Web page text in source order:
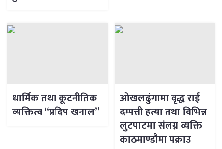
धार्मिक तथा कूटनीतिक
व्यक्तित्व “प्रदिप खनाल”
ओखलढुंगामा वृद्ध राई
दम्पत्ती हत्या तथा विभिन्न
लुटपाटमा संलग्न व्यक्ति
काठमाण्डौमा पक्राउ